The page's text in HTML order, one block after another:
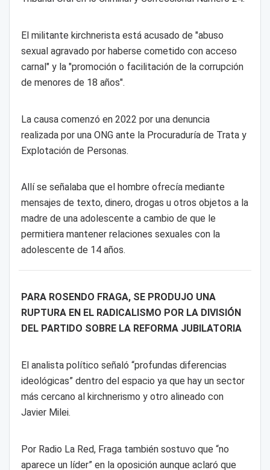
El militante kirchnerista está acusado de "abuso
sexual agravado por haberse cometido con acceso
carnal" y la "promoción o facilitación de la corrupción
de menores de 18 años".
La causa comenzó en 2022 por una denuncia
realizada por una ONG ante la Procuraduría de Trata y
Explotación de Personas.
Allí se señalaba que el hombre ofrecía mediante
mensajes de texto, dinero, drogas u otros objetos a la
madre de una adolescente a cambio de que le
permitiera mantener relaciones sexuales con la
adolescente de 14 años.
PARA ROSENDO FRAGA, SE PRODUJO UNA
RUPTURA EN EL RADICALISMO POR LA DIVISIÓN
DEL PARTIDO SOBRE LA REFORMA JUBILATORIA
El analista político señaló “profundas diferencias
ideológicas” dentro del espacio ya que hay un sector
más cercano al kirchnerismo y otro alineado con
Javier Milei.
Por Radio La Red, Fraga también sostuvo que “no
aparece un líder” en la oposición aunque aclaró que